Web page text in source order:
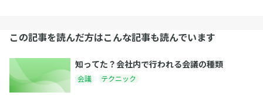
この記事を読んだ方はこんな記事も読んでいます
知ってた？会社内で行われる会議の種類
会議 テクニック